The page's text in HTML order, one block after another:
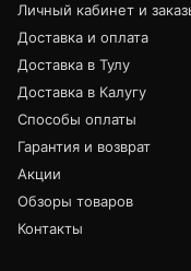
Личный кабинет и
Доставка и оплата
Доставка в Тулу
Доставка в Калугу
Способы оплаты
Гарантия и возврат
Акции
Обзоры товаров
Контакты